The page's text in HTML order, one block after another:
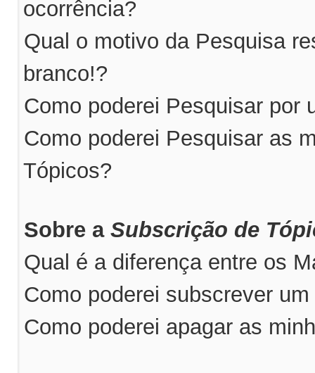
ocorrência?
Qual o motivo da Pesquisa
branco!?
Como poderei Pesquisar por
Como poderei Pesquisar as
Tópicos?
Sobre a Subscrição de
Qual é a diferença entre os
Como poderei subscrever
Como poderei apagar as